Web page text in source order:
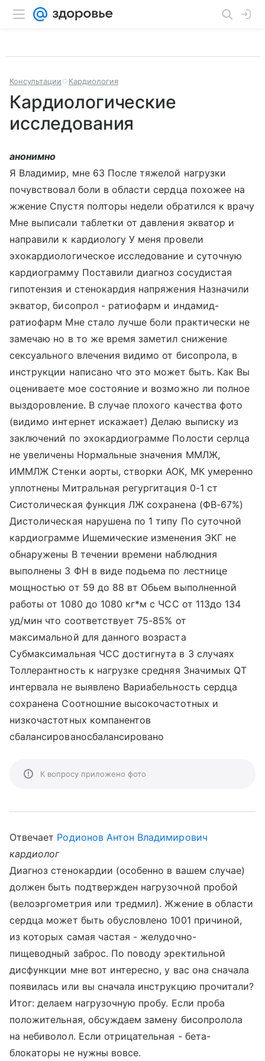
Консультации Кардиология
Кардиологические
исследования
анонимно
Я Владимир, мне 63 После тяжелой нагрузки
почувствовал боли в области сердца похожее на
жжение Спустя полторы недели обратился к врачу
Мне выписали таблетки от давления экватор и
направили к кардиологу У меня провели
эхокардиологическое исследование и суточную
кардиограмму Поставили диагноз сосудистая
гипотензия и стенокардия напряжения Назначили
экватор, бисопрол - ратиофарм и индамид-
ратиофарм Мне стало лучше боли практически не
замечаю но в то же время заметил снижение
сексуального влечения видимо от бисопрола, в
инструкции написано что это может быть. Как Вы
оцениваете мое состояние и возможно ли полное
выздоровление. В случае плохого качества фото
(видимо интернет искажает) Делаю выписку из
заключений по эхокардиограмме Полости серлца
не увеличены Нормальные значения ММЛЖ,
ИММЛЖ Стенки аорты, створки АОК, МК умеренно
уплотнены Митральная регургитация 0-1 ст
Систолическая функция ЛЖ сохранена (ФВ-67%)
Дистолическая нарушена по 1 типу По суточной
кардиограмме Ишемические изменения ЭКГ не
обнаружены В течении времени наблюдния
выполнены 3 ФН в виде подьема по лестнице
мощностью от 59 до 88 вт Обьем выполненной
работы от 1080 до 1080 кг*м с ЧСС от 113до 134
уд/мин что соответствует 75-85% от
максимальной для данного возраста
Субмаксимальная ЧСС достигнута в 3 случаях
Толлерантность к нагрузке средняя Значимых QT
интервала не выявлено Вариабельность сердца
сохранена Соотношние высокочастотных и
низкочастотных компанентов
сбалансированосбалансировано
К вопросу приложено фото
Отвечает Родионов Антон Владимирович
кардиолог
Диагноз стенокардии (особенно в вашем случае)
должен быть подтвержден нагрузочной пробой
(велоэргометрия или тредмил). Жжение в области
сердца может быть обусловлено 1001 причиной,
из которых самая частая - желудочно-
пищеводный заброс. По поводу эректильной
дисфункции мне вот интересно, у вас она сначала
появилась или вы сначала инструкцию прочитали?
Итог: делаем нагрузочную пробу. Если проба
положительная, обсуждаем замену бисопролола
на небиволол. Если отрицательная - бета-
блокаторы не нужны вовсе.